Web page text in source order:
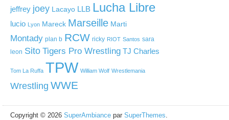
jeffrey joey Lacayo LLB Lucha Libre
lucio Lyon Mareck Marseille Marti
Montady plan b RCW ricky RIOT Santos sara
leon Sito Tigers Pro Wrestling TJ Charles
Tom La Ruffa TPW William Wolf Wrestlemania
Wrestling WWE
Copyright © 2026 SuperAmbiance par SuperThemes.